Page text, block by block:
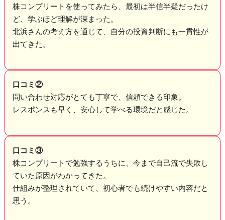
株コンプリートを使ってみたら、最初は半信半疑だったけ
ど、学ぶほど理解が深まった。
北浜さんの考え方を通じて、自分の投資判断にも一貫性が
出てきた。
口コミ②
問い合わせ対応がとても丁寧で、信頼できる印象。
レスポンスも早く、安心して学べる環境だと感じた。
口コミ③
株コンプリートで勉強するうちに、今まで自己流で失敗し
ていた原因がわかってきた。
仕組みが整理されていて、初心者でも続けやすい内容だと
思う。